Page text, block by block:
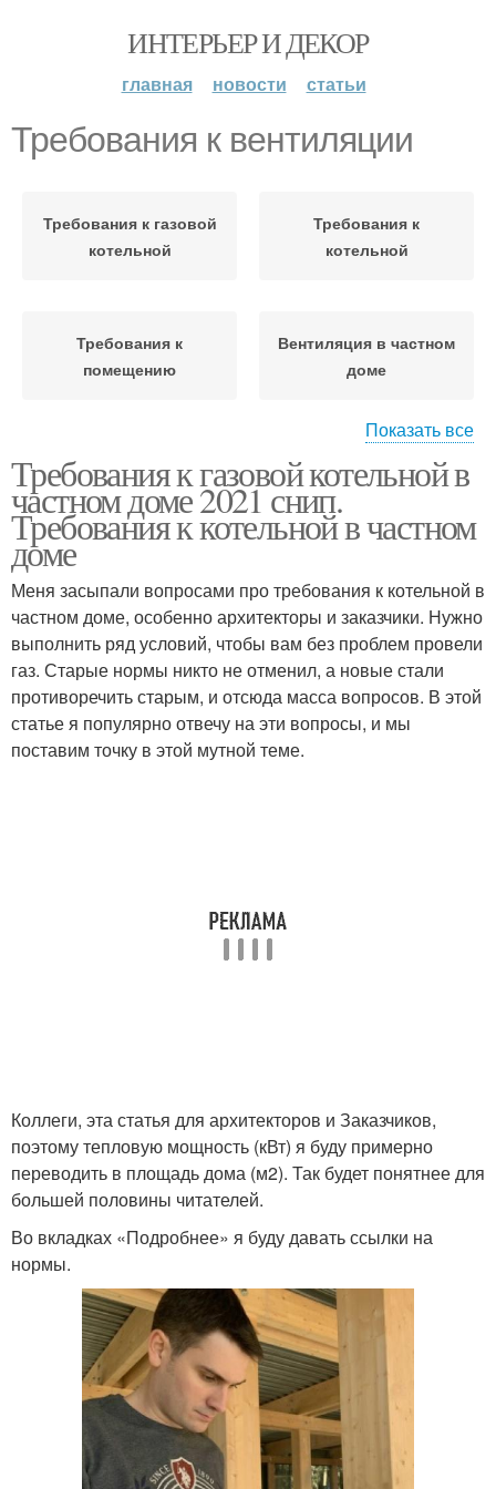
ИНТЕРЬЕР И ДЕКОР
главная новости статьи
Требования к вентиляции
Требования к газовой
котельной
Требования к
котельной
Требования к
помещению
Вентиляция в частном
доме
Вентиляции в
котельной
Вентиляция в стене
Эффективная
вентиляция
Вентиляции в частном
доме
Вентиляция через стену Важные требования
Показать все
Требования к газовой котельной в
частном доме 2021 снип.
Требования к котельной в частном
доме
Меня засыпали вопросами про требования к котельной в
частном доме, особенно архитекторы и заказчики. Нужно
выполнить ряд условий, чтобы вам без проблем провели
газ. Старые нормы никто не отменил, а новые стали
противоречить старым, и отсюда масса вопросов. В этой
статье я популярно отвечу на эти вопросы, и мы
поставим точку в этой мутной теме.
Коллеги, эта статья для архитекторов и Заказчиков,
поэтому тепловую мощность (кВт) я буду примерно
переводить в площадь дома (м2). Так будет понятнее для
большей половины читателей.
Во вкладках «Подробнее» я буду давать ссылки на
нормы.